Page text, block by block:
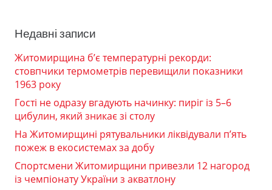
Недавні записи
Житомирщина б’є температурні рекорди:
стовпчики термометрів перевищили показники
1963 року
Гості не одразу вгадують начинку: пиріг із 5–6
цибулин, який зникає зі столу
На Житомирщині рятувальники ліквідували п’ять
пожеж в екосистемах за добу
Спортсмени Житомирщини привезли 12 нагород
із чемпіонату України з акватлону